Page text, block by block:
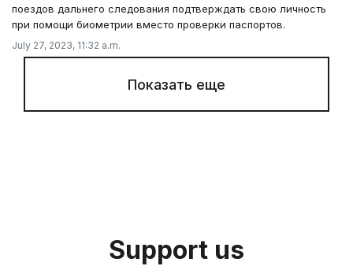
поездов дальнего следования подтверждать свою личность
при помощи биометрии вместо проверки паспортов.
July 27, 2023, 11:32 a.m.
Показать еще
Support us